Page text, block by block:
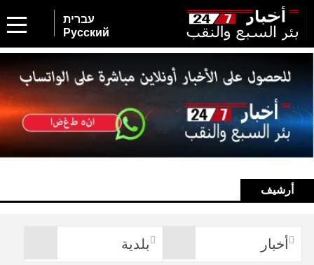
עברית
Русский
أرشيف
أخبار بلدية